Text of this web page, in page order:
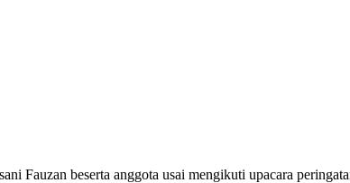
Fauzan beserta anggota usai mengikuti upacara